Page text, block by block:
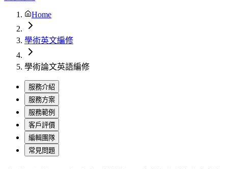
Home
學術英文編修
學術論文英語編修
服務介紹
服務方案
服務範例
客戶評價
編輯團隊
常見問題